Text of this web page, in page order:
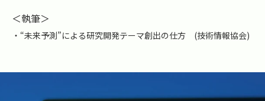
＜執筆＞
・“未来予測”による研究開発テーマ創出の仕方 (技術情報協会)